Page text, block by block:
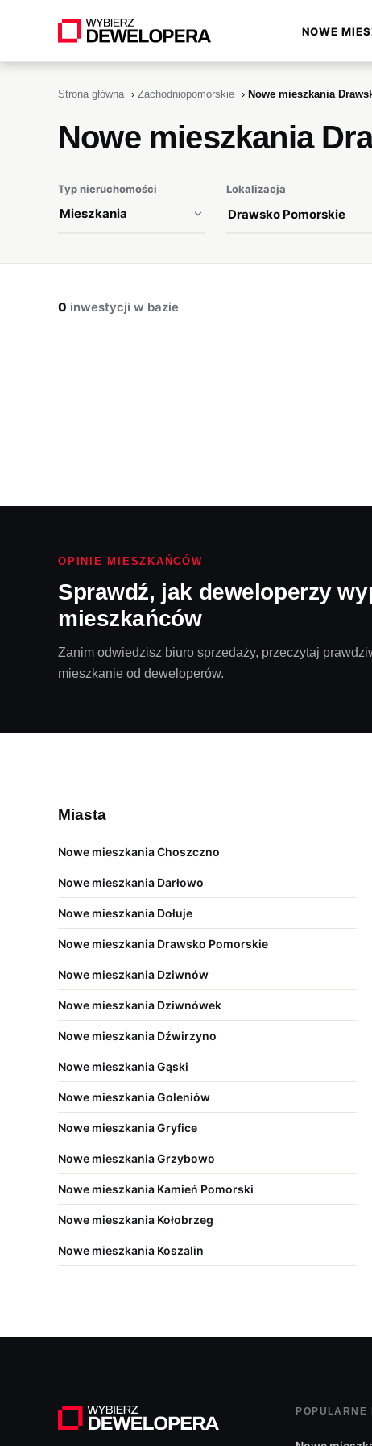
NOWE▾
Strona główna › Zachodniopomorskie › Nowe mieszkania
Nowe mieszkania
Typ nieruchomości Lokalizacja
0 inwestycji w bazie
OPINIE MIESZKAŃCÓW
Sprawdź, jak deweloperzy
mieszkańców
Zanim odwiedzisz biuro sprzedaży, przeczytaj
mieszkanie od deweloperów.
Miasta
Nowe mieszkania Choszczno
Nowe mieszkania Darłowo
Nowe mieszkania Dołuje
Nowe mieszkania Drawsko Pomorskie
Nowe mieszkania Dziwnów
Nowe mieszkania Dziwnówek
Nowe mieszkania Dźwirzyno
Nowe mieszkania Gąski
Nowe mieszkania Goleniów
Nowe mieszkania Gryfice
Nowe mieszkania Grzybowo
Nowe mieszkania Kamień Pomorski
Nowe mieszkania Kołobrzeg
Nowe mieszkania Koszalin
POPULARNE